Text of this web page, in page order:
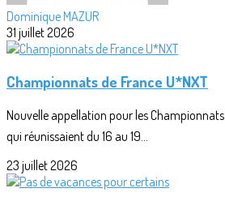
Dominique MAZUR
31 juillet 2026
Championnats de France U*NXT
Nouvelle appellation pour les
qui réunissaient du 16 au 19...
23 juillet 2026